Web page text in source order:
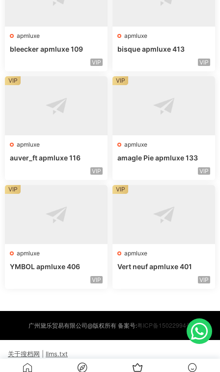
apmluxe
bleecker apmluxe 109
VIP
apmluxe
bisque apmluxe 413
VIP
apmluxe
auver_ft apmluxe 116
VIP
VIP
apmluxe
amagle Pie apmluxe 133
VIP
VIP
apmluxe
YMBOL apmluxe 406
VIP
VIP
apmluxe
Vert neuf apmluxe 401
VIP
VIP
广州黛乐贸易有限公司@版权所有 备案号:粤ICP备15022994号
关于搜档网 llms.txt